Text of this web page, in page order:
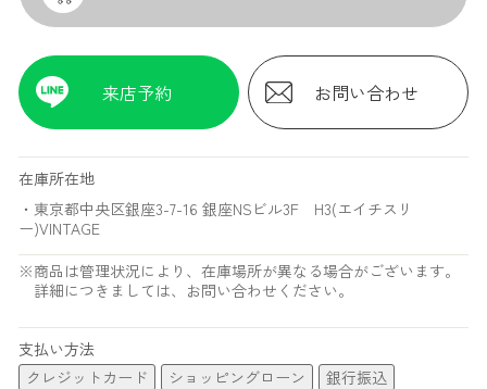
来店予約 お問い合わせ
在庫所在地
・東京都中央区銀座3-7-16 銀座NSビル3F H3(エイチスリ
ー)VINTAGE
※商品は管理状況により、在庫場所が異なる場合がございます。
詳細につきましては、お問い合わせください。
支払い方法
クレジットカード
ショッピングローン
銀行振込